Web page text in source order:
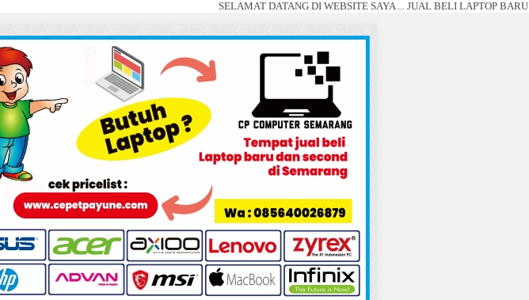
SELAMAT DATANG DI WEBSITE SAYA ... JUAL BELI LAPTOP BARU DAN